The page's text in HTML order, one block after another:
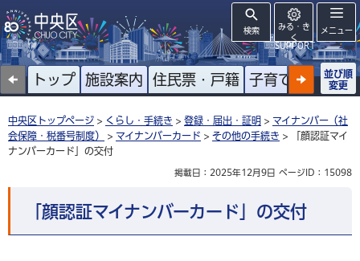
検索
みる・き
く
SUPPORT
メニュー
トップ 施設案内 住民票・戸籍 子育て 高齢者
並び順
変更
中央区トップページ > くらし・手続き > 登録・届出・証明 > マイナンバー（社
会保障・税番号制度）
> マイナンバーカード > その他の手続き > 「顔認証マイ
ナンバーカード」の交付
掲載日：2025年12月9日 ページID：15098
「顔認証マイナンバーカード」の交付